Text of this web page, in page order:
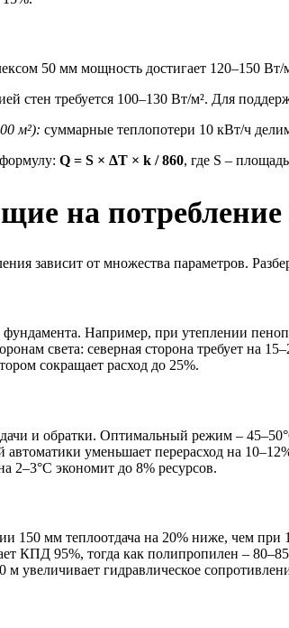
50 мм мощность достигает 120–150
стен требуется 100–130 Вт/м². Для
м²): суммарные теплопотери 10 кВт/ч
Q = S × ΔT × k / 860, где S –
на потребление
зависит от множества параметров.
фундамента. Например, при утеплении
света: северная сторона требует на
сокращает расход до 25%.
и обратки. Оптимальный режим –
автоматики уменьшает перерасход на
2–3°C экономит до 8% ресурсов.
150 мм теплоотдача на 20% ниже, чем при
КПД 95%, тогда как полипропилен –
увеличивает гидравлическое